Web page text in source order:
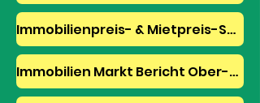
Immobilienpreis- & Mietpreis-Spiegel Darmstadt 2023
Immobilien Markt Bericht Ober-Ursel 2023